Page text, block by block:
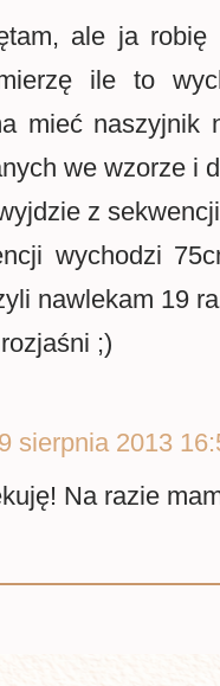
ale ja robię
ile to
mieć naszyjnik
we wzorze i
z sekwencji
wychodzi
nawlekam 19
;)
sierpnia 2013
Na razie